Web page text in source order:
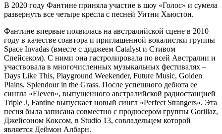
В 2020 году Фантине приняла участие в шоу «Голос» и сумела
развернуть все четыре кресла с песней Уитни Хьюстон.
Фантине впервые появилась на австралийской сцене в 2010
году в качестве соавтора и приглашенной вокалистки группы
Space Invadas (вместе с диджеем Catalyst и Стивом
Спейсеком). С ними она гастролировала по всей Австралии и
участвовала в многочисленных музыкальных фестивалях –
Days Like This, Playground Weekender, Future Music, Golden
Plains, Splendour in the Grass. После успешного дебюта ее
сингла «Eleven», выпущенного австралийской радиостанцией
Triple J, Fantine выпускает новый сингл «Perfect Strangers». Эта
песня была записана совместно с продюсером группы Gorillaz,
Джейсоном Коксом, в Studio 13, совладельцем которой
является Деймон Албарн.